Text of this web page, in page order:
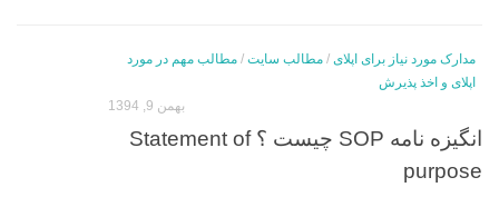
مدارک مورد نیاز برای اپلای / مطالب سایت / مطالب مهم در مورد
اپلای و اخذ پذیرش
بهمن 9, 1394
انگیزه نامه SOP چیست ؟ Statement of
purpose